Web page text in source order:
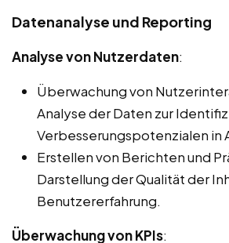
Datenanalyse und Reporting
Analyse von Nutzerdaten:
Überwachung von
Analyse der Daten zur
Verbesserungspotenzialen in
Erstellen von Berichten und
Darstellung der Qualität der
Benutzererfahrung.
Überwachung von KPIs: